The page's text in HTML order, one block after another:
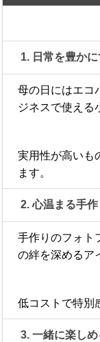
1. 日常を豊か
母の日にはエコ
ジネスで使える
実用性が高いも
ます。
2. 心温まる手
手作りのフォト
の絆を深めるア
低コストで特別
3. 一緒に楽し